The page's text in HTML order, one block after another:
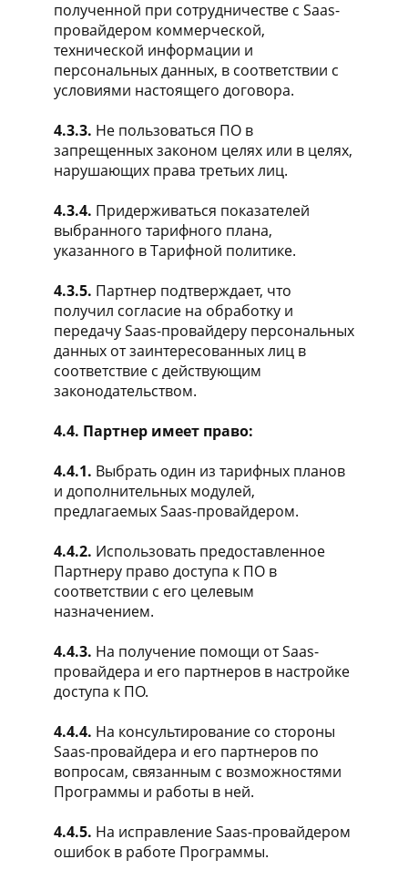
полученной при сотрудничестве с Saas-
провайдером коммерческой,
технической информации и
персональных данных, в соответствии с
условиями настоящего договора.
4.3.3. Не пользоваться ПО в
запрещенных законом целях или в целях,
нарушающих права третьих лиц.
4.3.4. Придерживаться показателей
выбранного тарифного плана,
указанного в Тарифной политике.
4.3.5. Партнер подтверждает, что
получил согласие на обработку и
передачу Saas-провайдеру персональных
данных от заинтересованных лиц в
соответствие с действующим
законодательством.
4.4. Партнер имеет право:
4.4.1. Выбрать один из тарифных планов
и дополнительных модулей,
предлагаемых Saas-провайдером.
4.4.2. Использовать предоставленное
Партнеру право доступа к ПО в
соответствии с его целевым
назначением.
4.4.3. На получение помощи от Saas-
провайдера и его партнеров в настройке
доступа к ПО.
4.4.4. На консультирование со стороны
Saas-провайдера и его партнеров по
вопросам, связанным с возможностями
Программы и работы в ней.
4.4.5. На исправление Saas-провайдером
ошибок в работе Программы.